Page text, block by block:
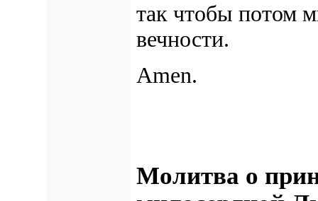
так чтобы потом
вечности.
Amen.
Молитва о